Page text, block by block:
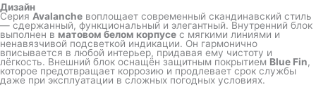
Дизайн
Серия Avalanche воплощает современный скандинавский стиль
— сдержанный, функциональный и элегантный. Внутренний блок
выполнен в матовом белом корпусе с мягкими линиями и
ненавязчивой подсветкой индикации. Он гармонично
вписывается в любой интерьер, придавая ему чистоту и
лёгкость. Внешний блок оснащён защитным покрытием Blue Fin,
которое предотвращает коррозию и продлевает срок службы
даже при эксплуатации в сложных погодных условиях.